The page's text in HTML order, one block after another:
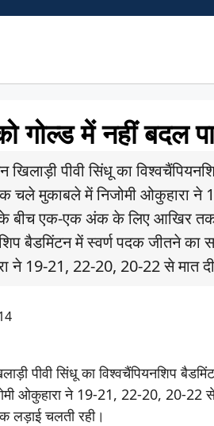
गोल्ड में नहीं बदल
खिलाड़ी पीवी सिंधू का
मुकाबले में निजोमी ओकुहारा ने
के बीच एक-एक अंक के लिए आखिर
बैडमिंटन में स्वर्ण पदक जीतने
ने 19-21, 22-20, 20-22 से मात
पीवी सिंधू का विश्वचैंपियनशिप
ओकुहारा ने 19-21, 22-20, 20-22 से
चलती रही।